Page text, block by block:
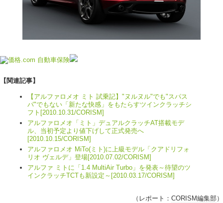
【関連記事】
【アルファロメオ ミト 試乗記】"ヌルヌル"でも"スパス
パ"でもない「新たな快感」をもたらすツインクラッチシ
フト[2010.10.31/CORISM]
アルファロメオ「ミト」デュアルクラッチAT搭載モデ
ル、当初予定より値下げして正式発売へ
[2010.10.15/CORISM]
アルファロメオ MiTo(ミト)に上級モデル「クアドリフォ
リオ ヴェルデ」登場[2010.07.02/CORISM]
アルファ ミトに「1.4 MultiAir Turbo」を発表～待望のツ
インクラッチTCTも新設定～[2010.03.17/CORISM]
（レポート： CORISM編集部）